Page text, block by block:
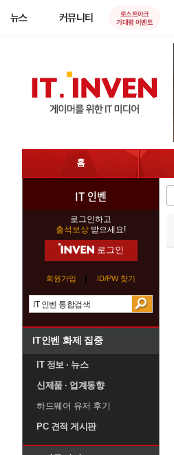
뉴스 커뮤니티
로스트아크
기대평 이벤트
홈
IT 인벤
로그인하고
출석보상 받으세요!
로그인
회원가입 ID/PW 찾기
IT인벤 화제 집중
IT 정보 · 뉴스
신제품 · 업계동향
하드웨어 유저 후기
PC 견적 게시판